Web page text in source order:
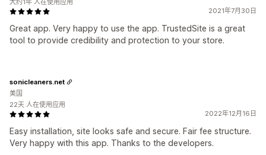
2021年7月30日
Great app. Very happy to use the app. TrustedSite is a great
tool to provide credibility and protection to your store.
大约1年 人在使用应用
2022年12月16日
Easy installation, site looks safe and secure. Fair fee structure.
Very happy with this app. Thanks to the developers.
sonicleaners.net
美国
22天 人在使用应用